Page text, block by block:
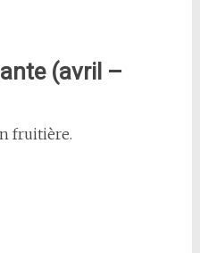
(avril –
fruitière.